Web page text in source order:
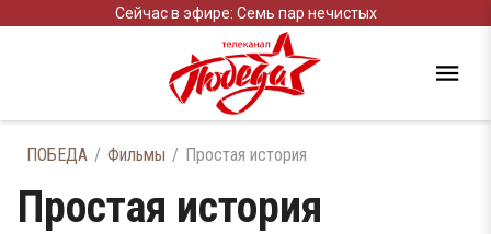
Сейчас в эфире: Семь пар нечистых
ПОБЕДА Фильмы Простая история
Простая история